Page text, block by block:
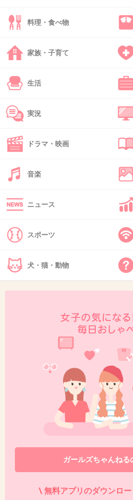
CDにコンサートの先行申込み券つ
41. 匿名 2018/10/17(水) 15:35:02
お金かければエステや皮膚科でも
42. 匿名 2018/10/17(水) 15:35:24
>>20 ティンパンアレーのこと
2018/10/17(水) 20:04:06
来年の、武道館と、新潟のライブ
セトリが、神ってる！
2018/10/17(水) 22:55:16
心に響く歌多い
料理・食べ物
家族・子育て
生活
実況
ドラマ・映画
音楽
ニュース
スポーツ
犬・猫・動物
ガールズちゃんねる
\ 無料アプリのダウンロ